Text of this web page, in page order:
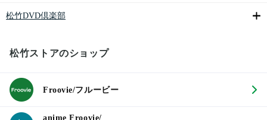
松竹DVD倶楽部
松竹ストアのショップ
Froovie/フルービー
anime Froovie/